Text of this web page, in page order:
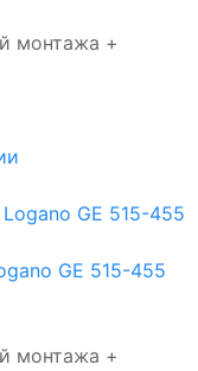
монтажа +
GE 515-455
монтажа +